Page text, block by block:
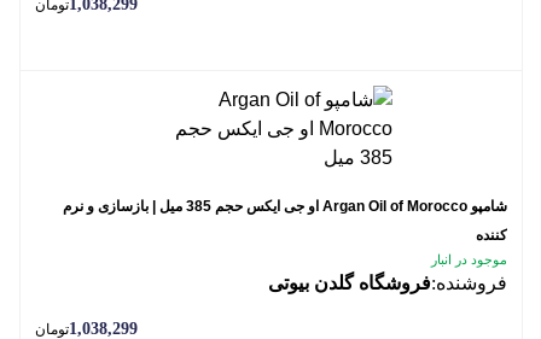
1,038,299تومان
شامپو Argan Oil of Morocco او جی ایکس حجم 385 میل | بازسازی و نرم
کننده
موجود در انبار
فروشنده:فروشگاه گلدن بیوتی
1,038,299تومان